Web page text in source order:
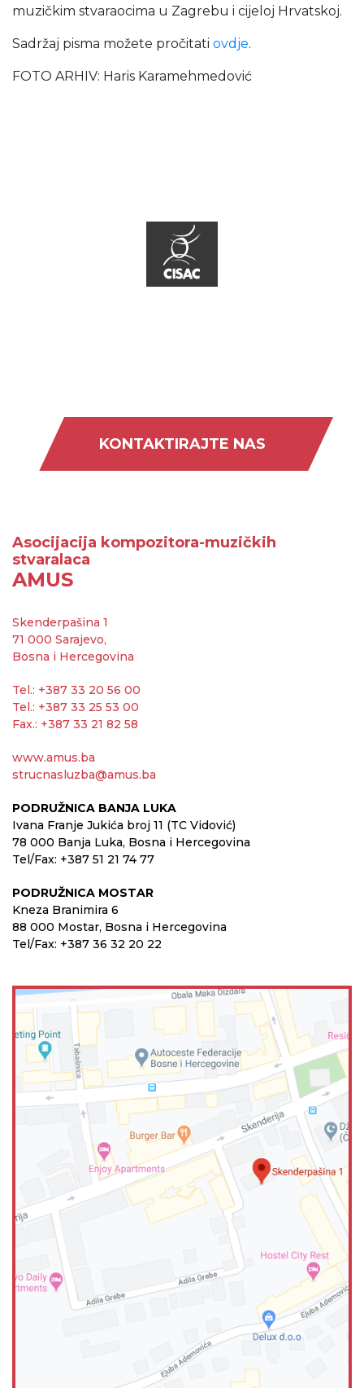
muzičkim stvaraocima u Zagrebu i cijeloj Hrvatskoj.
Sadržaj pisma možete pročitati ovdje.
FOTO ARHIV: Haris Karamehmedović
KONTAKTIRAJTE NAS
Asocijacija kompozitora-muzičkih
stvaralaca
AMUS
Skenderpašina 1
71 000 Sarajevo,
Bosna i Hercegovina
Tel.: +387 33 20 56 00
Tel.: +387 33 25 53 00
Fax.: +387 33 21 82 58
www.amus.ba
strucnasluzba@amus.ba
PODRUŽNICA BANJA LUKA
Ivana Franje Jukića broj 11 (TC Vidović)
78 000 Banja Luka, Bosna i Hercegovina
Tel/Fax: +387 51 21 74 77
PODRUŽNICA MOSTAR
Kneza Branimira 6
88 000 Mostar, Bosna i Hercegovina
Tel/Fax: +387 36 32 20 22